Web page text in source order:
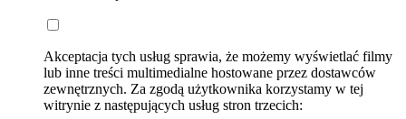
Akceptacja tych usług sprawia, że możemy wyświetlać filmy
lub inne treści multimedialne hostowane przez dostawców
zewnętrznych. Za zgodą użytkownika korzystamy w tej
witrynie z następujących usług stron trzecich: